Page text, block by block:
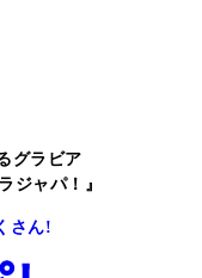
グラビア
ジャパ！』
さん!